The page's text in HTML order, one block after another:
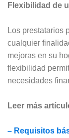
Flexibilidad de
Los prestatarios
cualquier
mejoras en su
flexibilidad
necesidades
Leer más
– Requisitos